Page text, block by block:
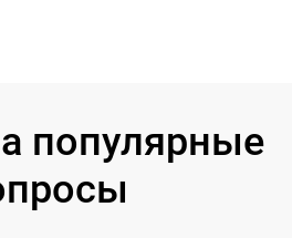
популярные